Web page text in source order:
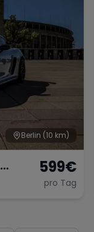
Berlin (10 km)
599€
pro Tag